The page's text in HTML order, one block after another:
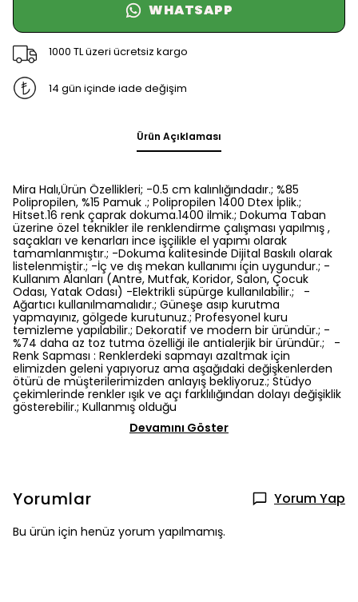
WHATSAPP
1000 TL üzeri ücretsiz kargo
14 gün içinde iade değişim
Ürün Açıklaması
Mira Halı,Ürün Özellikleri; -0.5 cm kalınlığındadır.; %85
Polipropilen, %15 Pamuk .; Polipropilen 1400 Dtex İplik.;
Hitset.16 renk çaprak dokuma.1400 ilmik.; Dokuma Taban
üzerine özel teknikler ile renklendirme çalışması yapılmış ,
saçakları ve kenarları ince işçilikle el yapımı olarak
tamamlanmıştır.; -Dokuma kalitesinde Dijital Baskılı olarak
listelenmiştir.; -İç ve dış mekan kullanımı için uygundur.; -
Kullanım Alanları (Antre, Mutfak, Koridor, Salon, Çocuk
Odası, Yatak Odası) -Elektrikli süpürge kullanılabilir.; -
Ağartıcı kullanılmamalıdır.; Güneşe asıp kurutma
yapmayınız, gölgede kurutunuz.; Profesyonel kuru
temizleme yapılabilir.; Dekoratif ve modern bir üründür.; -
%74 daha az toz tutma özelliği ile antialerjik bir üründür.; -
Renk Sapması : Renklerdeki sapmayı azaltmak için
elimizden geleni yapıyoruz ama aşağıdaki değişkenlerden
ötürü de müşterilerimizden anlayış bekliyoruz.; Stüdyo
çekimlerinde renkler ışık ve açı farklılığından dolayı değişiklik
gösterebilir.; Kullanmış olduğu
Devamını Göster
Yorumlar Yorum Yap
Bu ürün için henüz yorum yapılmamış.